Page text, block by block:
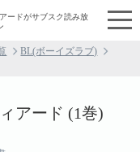
ードがサブスク読み放
BL(ボーイズラブ)
アード (1巻)